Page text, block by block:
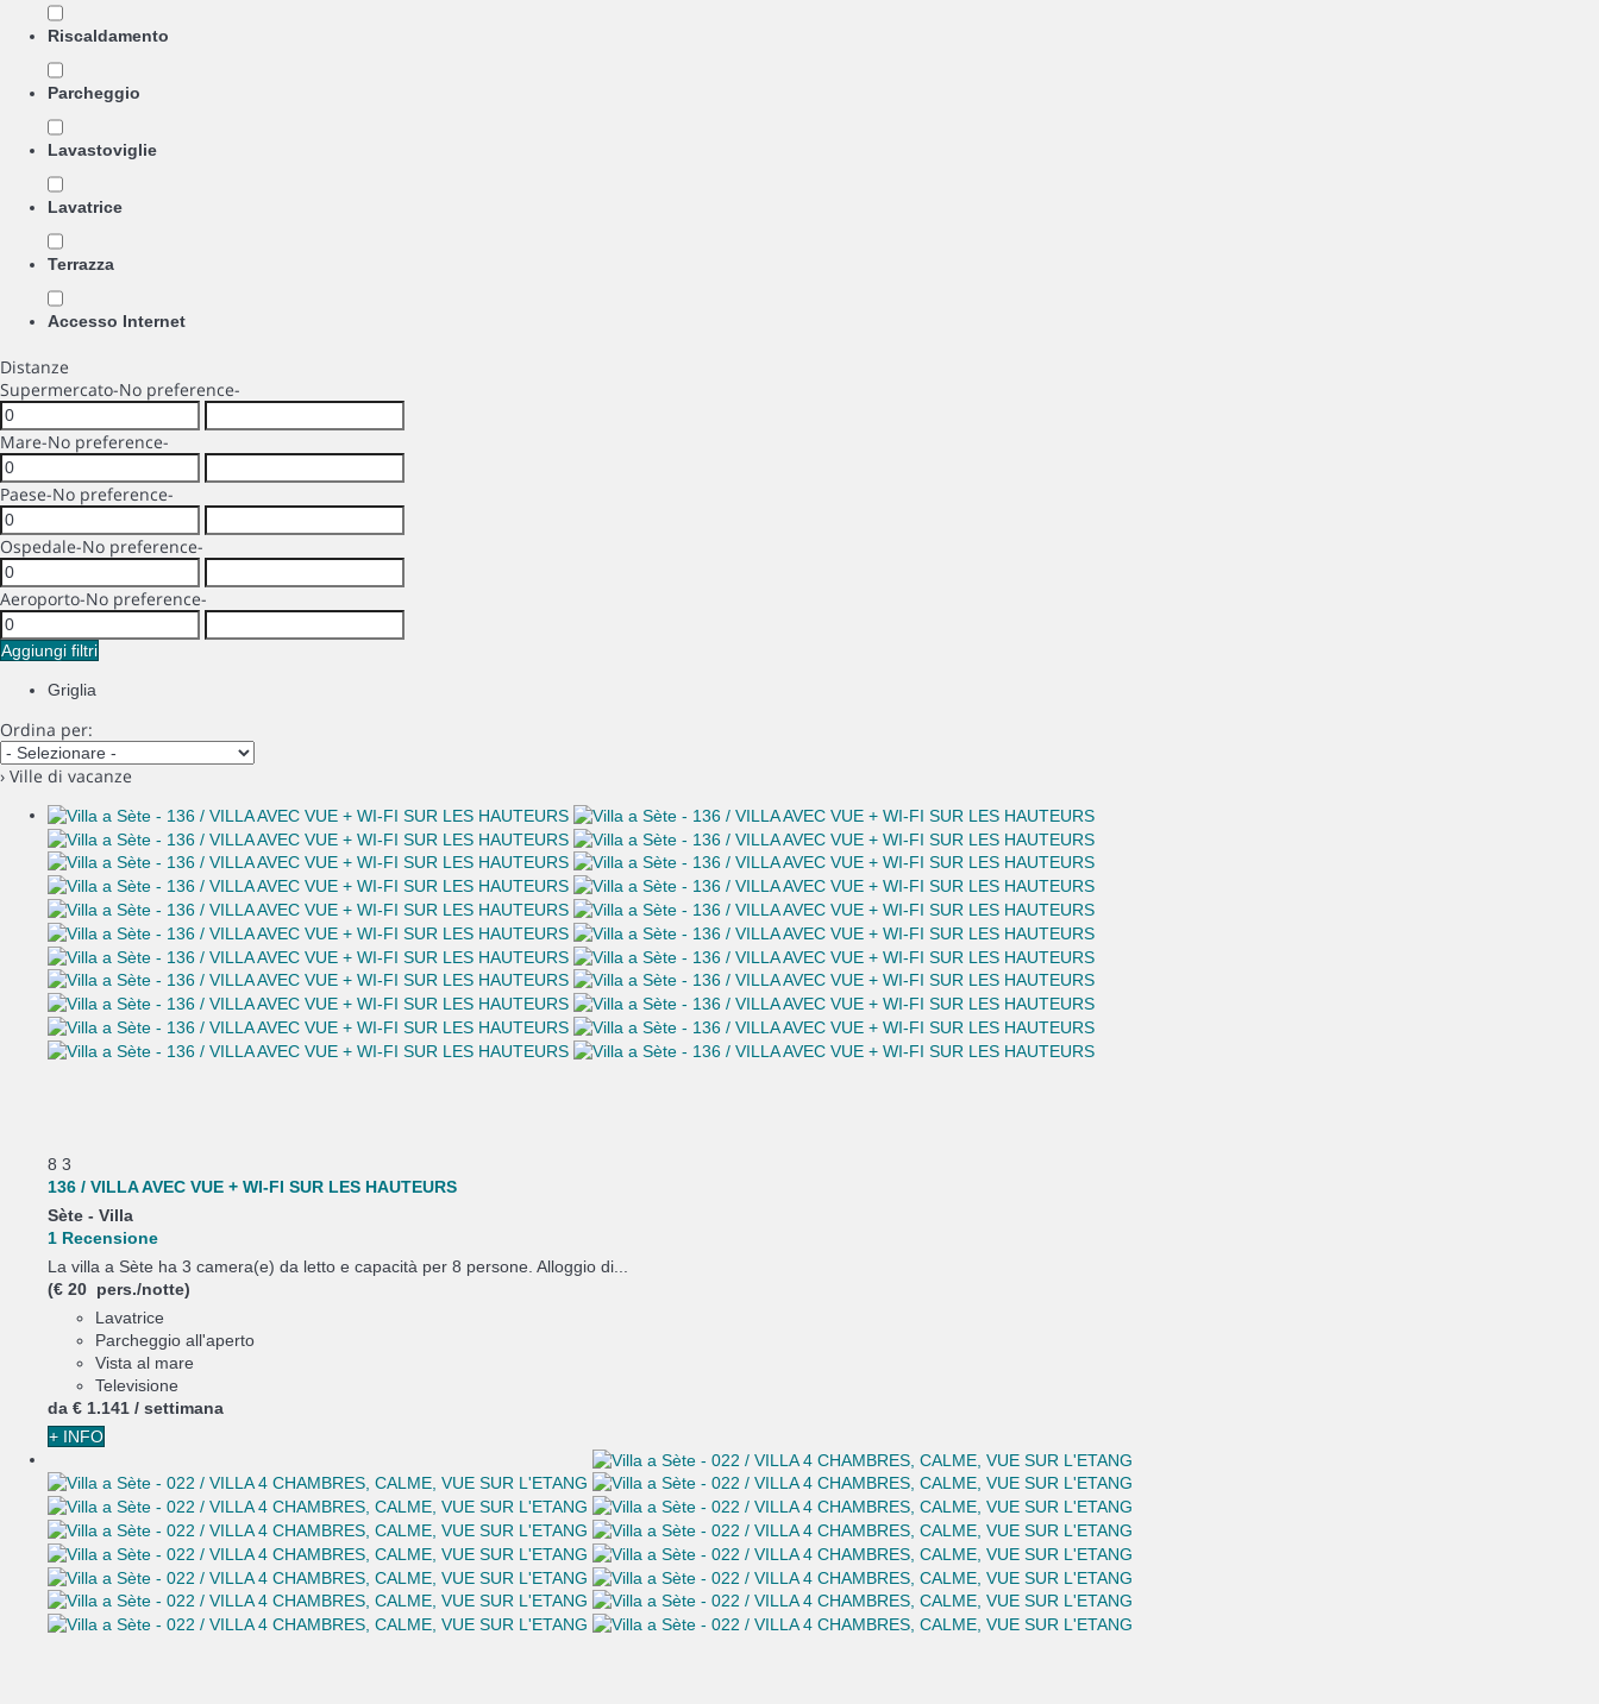
Riscaldamento
Parcheggio
Lavastoviglie
Lavatrice
Terrazza
Accesso Internet
Distanze
Supermercato-No preference-
Mare-No preference-
Paese-No preference-
Ospedale-No preference-
Aeroporto-No preference-
Aggiungi filtri
Griglia
Ordina per:
› Ville di vacanze
8 3
136 / VILLA AVEC VUE + WI-FI SUR LES HAUTEURS
Sète - Villa
1 Recensione
La villa a Sète ha 3 camera(e) da letto e capacità per 8 persone. Alloggio di...
(€ 20 pers./notte)
Lavatrice
Parcheggio all'aperto
Vista al mare
Televisione
da € 1.141 / settimana
+ INFO